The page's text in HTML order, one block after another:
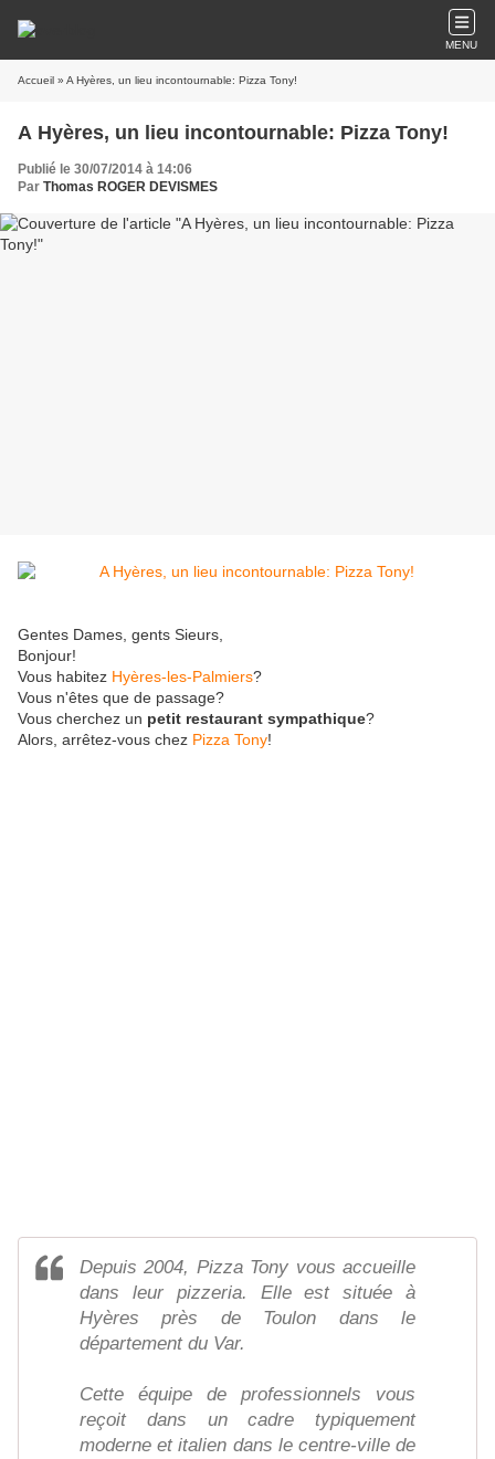
MENU
Accueil » A Hyères, un lieu incontournable: Pizza Tony!
A Hyères, un lieu incontournable: Pizza Tony!
Publié le 30/07/2014 à 14:06
Par Thomas ROGER DEVISMES
Gentes Dames, gents Sieurs,
Bonjour!
Vous habitez Hyères-les-Palmiers?
Vous n'êtes que de passage?
Vous cherchez un petit restaurant sympathique?
Alors, arrêtez-vous chez Pizza Tony!
Depuis 2004, Pizza Tony vous accueille
dans leur pizzeria. Elle est située à
Hyères près de Toulon dans le
département du Var.
Cette équipe de professionnels vous
reçoit dans un cadre typiquement
moderne et italien dans le centre-ville de